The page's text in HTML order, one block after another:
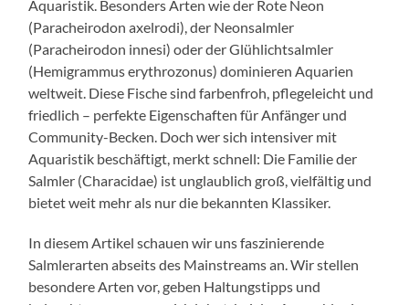
Aquaristik. Besonders Arten wie der Rote Neon
(Paracheirodon axelrodi), der Neonsalmler
(Paracheirodon innesi) oder der Glühlichtsalmler
(Hemigrammus erythrozonus) dominieren Aquarien
weltweit. Diese Fische sind farbenfroh, pflegeleicht und
friedlich – perfekte Eigenschaften für Anfänger und
Community-Becken. Doch wer sich intensiver mit
Aquaristik beschäftigt, merkt schnell: Die Familie der
Salmler (Characidae) ist unglaublich groß, vielfältig und
bietet weit mehr als nur die bekannten Klassiker.
In diesem Artikel schauen wir uns faszinierende
Salmlerarten abseits des Mainstreams an. Wir stellen
besondere Arten vor, geben Haltungstipps und